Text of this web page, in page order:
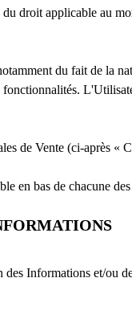
droit applicable au
du fait de la
de Vente (ci-après «
bas de chacune
Informations et/ou